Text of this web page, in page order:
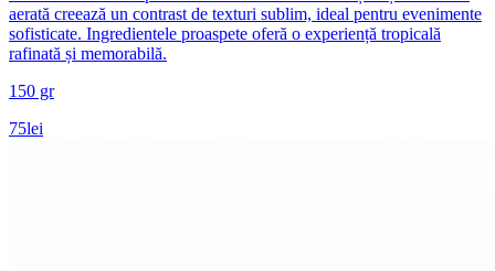
aerată creează un contrast de texturi sublim, ideal pentru evenimente
sofisticate. Ingredientele proaspete oferă o experiență tropicală
rafinată și memorabilă.
150 gr
75lei